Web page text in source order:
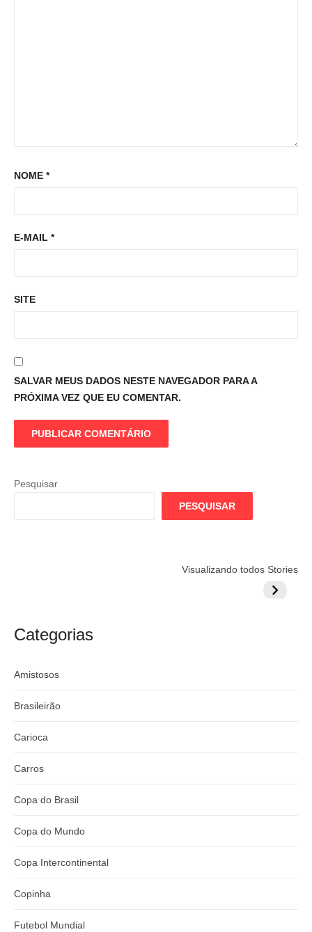
NOME *
E-MAIL *
SITE
SALVAR MEUS DADOS NESTE NAVEGADOR PARA A
PRÓXIMA VEZ QUE EU COMENTAR.
Pesquisar
PESQUISAR
Visualizando todos Stories
argentino
Globo quer
Lesão
do
Categorias
Amistosos
Brasileirão
Carioca
Carros
Copa do Brasil
Copa do Mundo
Copa Intercontinental
Copinha
Futebol Mundial